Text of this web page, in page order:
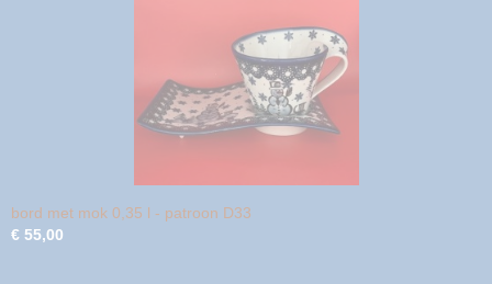
bord met mok 0,35 l - patroon D33
€ 55,00